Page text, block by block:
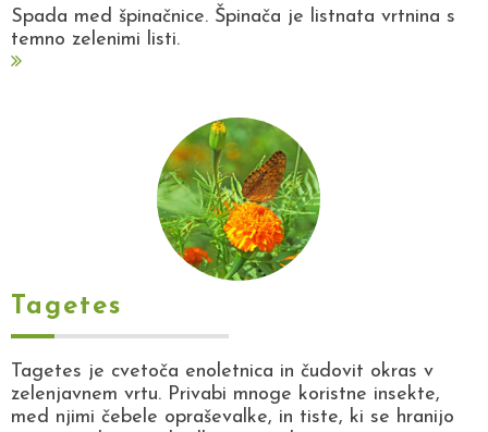
Spada med špinačnice. Špinača je listnata vrtnina s
temno zelenimi listi.
Tagetes
Tagetes je cvetoča enoletnica in čudovit okras v
zelenjavnem vrtu. Privabi mnoge koristne insekte,
med njimi čebele opraševalke, in tiste, ki se hranijo